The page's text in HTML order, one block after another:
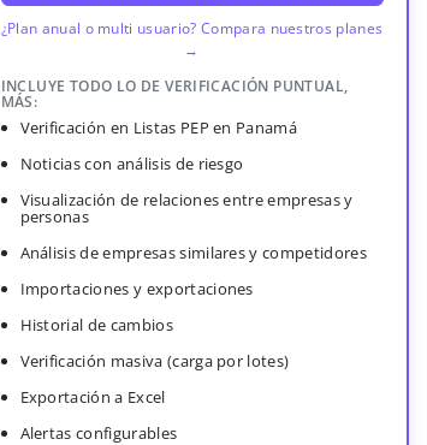
¿Plan anual o multi usuario? Compara nuestros planes
→
INCLUYE TODO LO DE VERIFICACIÓN PUNTUAL,
MÁS:
Verificación en Listas PEP en Panamá
Noticias con análisis de riesgo
Visualización de relaciones entre empresas y
personas
Análisis de empresas similares y competidores
Importaciones y exportaciones
Historial de cambios
Verificación masiva (carga por lotes)
Exportación a Excel
Alertas configurables